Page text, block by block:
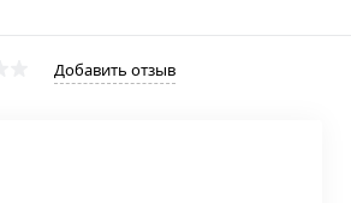
Добавить отзыв